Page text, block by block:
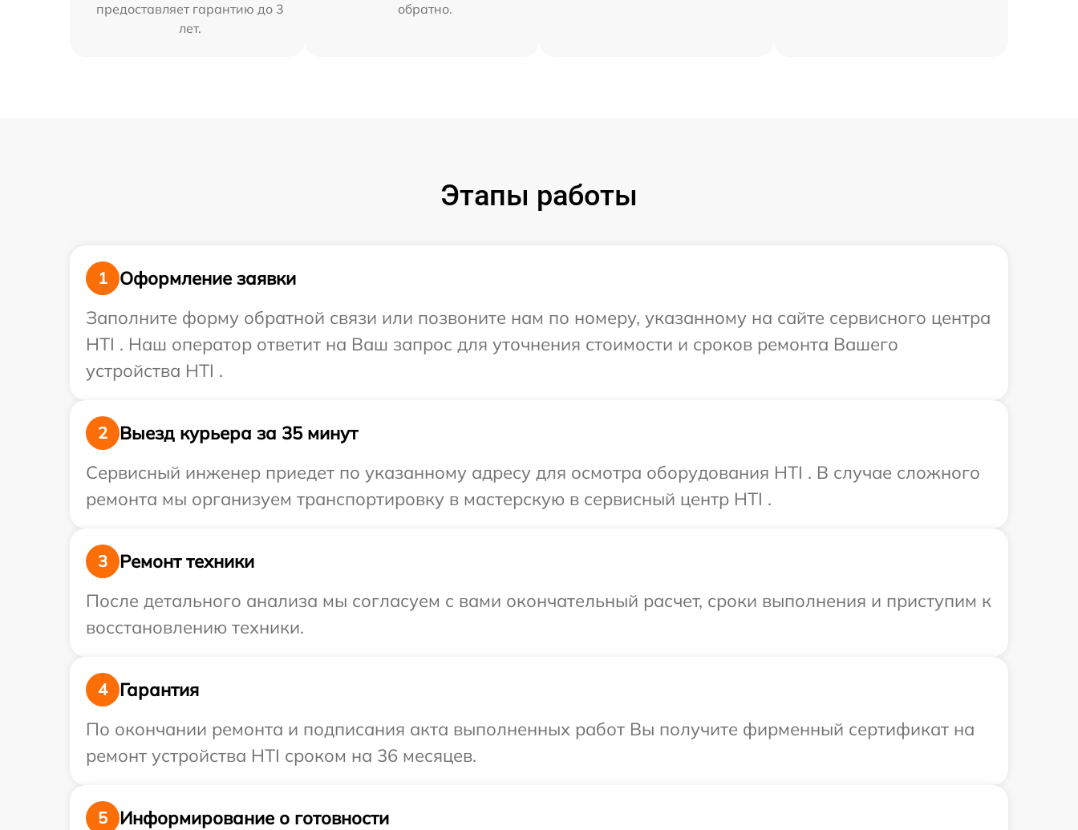
предоставляет гарантию до 3
лет.
обратно.
Этапы работы
1
Оформление заявки
Заполните форму обратной связи или позвоните нам по номеру, указанному на сайте сервисного центра
HTI . Наш оператор ответит на Ваш запрос для уточнения стоимости и сроков ремонта Вашего
устройства HTI .
2
Выезд курьера за 35 минут
Сервисный инженер приедет по указанному адресу для осмотра оборудования HTI . В случае сложного
ремонта мы организуем транспортировку в мастерскую в сервисный центр HTI .
3
Ремонт техники
После детального анализа мы согласуем с вами окончательный расчет, сроки выполнения и приступим к
восстановлению техники.
4
Гарантия
По окончании ремонта и подписания акта выполненных работ Вы получите фирменный сертификат на
ремонт устройства HTI сроком на 36 месяцев.
5
Информирование о готовности